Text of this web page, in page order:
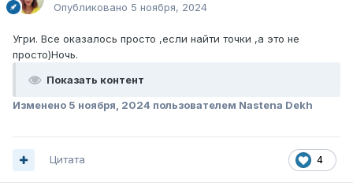
Опубликовано 5 ноября, 2024
Угри. Все оказалось просто ,если найти точки ,а это не
просто)Ночь.
Показать контент
Изменено 5 ноября, 2024 пользователем Nastena Dekh
4
Цитата